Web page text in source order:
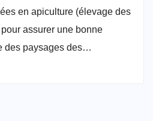
en apiculture (élevage des
assurer une bonne
des paysages des…